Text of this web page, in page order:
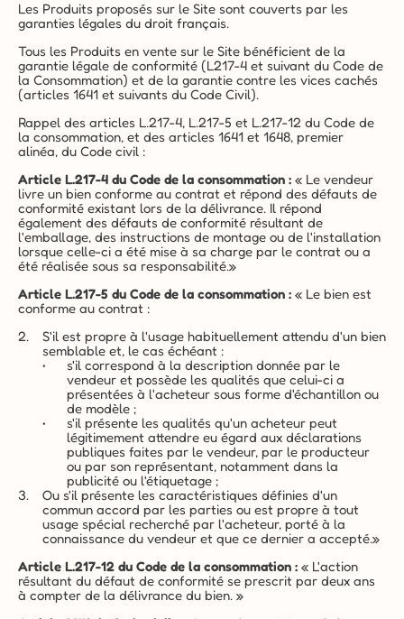
Les Produits proposés sur le Site sont couverts par les
garanties légales du droit français.
Tous les Produits en vente sur le Site bénéficient de la
garantie légale de conformité (L217-4 et suivant du Code de
la Consommation) et de la garantie contre les vices cachés
(articles 1641 et suivants du Code Civil).
Rappel des articles L.217-4, L.217-5 et L.217-12 du Code de
la consommation, et des articles 1641 et 1648, premier
alinéa, du Code civil :
Article L.217-4 du Code de la consommation : « Le vendeur
livre un bien conforme au contrat et répond des défauts de
conformité existant lors de la délivrance. Il répond
également des défauts de conformité résultant de
l'emballage, des instructions de montage ou de l'installation
lorsque celle-ci a été mise à sa charge par le contrat ou a
été réalisée sous sa responsabilité.»
Article L.217-5 du Code de la consommation : « Le bien est
conforme au contrat :
S'il est propre à l'usage habituellement attendu d'un bien
semblable et, le cas échéant :
s'il correspond à la description donnée par le
vendeur et possède les qualités que celui-ci a
présentées à l'acheteur sous forme d'échantillon ou
de modèle ;
s'il présente les qualités qu'un acheteur peut
légitimement attendre eu égard aux déclarations
publiques faites par le vendeur, par le producteur
ou par son représentant, notamment dans la
publicité ou l'étiquetage ;
Ou s'il présente les caractéristiques définies d'un
commun accord par les parties ou est propre à tout
usage spécial recherché par l'acheteur, porté à la
connaissance du vendeur et que ce dernier a accepté.»
Article L.217-12 du Code de la consommation : « L'action
résultant du défaut de conformité se prescrit par deux ans
à compter de la délivrance du bien. »